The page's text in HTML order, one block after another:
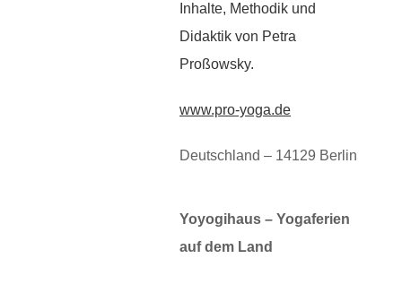
Inhalte, Methodik und
Didaktik von Petra
Proßowsky.
www.pro-yoga.de
Deutschland – 14129 Berlin
Yoyogihaus – Yogaferien
auf dem Land